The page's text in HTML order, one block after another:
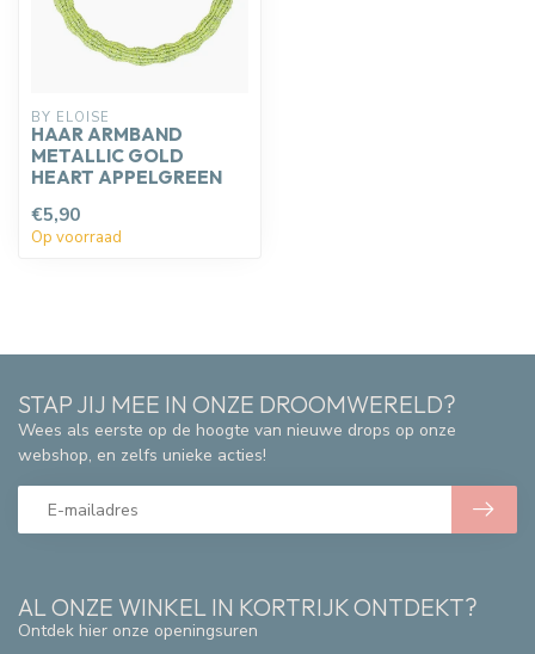
BY ELOISE
HAAR ARMBAND
METALLIC GOLD
HEART APPELGREEN
€5,90
Op voorraad
AL ONZE WINKEL IN KORTRIJK ONTDEKT?
Ontdek hier onze openingsuren
STAP JIJ MEE IN ONZE DROOMWERELD?
Wees als eerste op de hoogte van nieuwe drops op onze
webshop, en zelfs unieke acties!